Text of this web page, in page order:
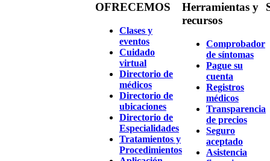
OFRECEMOS
Clases y
eventos
Cuidado
virtual
Directorio de
médicos
Directorio de
ubicaciones
Directorio de
Especialidades
Tratamientos y
Procedimientos
Herramientas y
recursos
Comprobador
de síntomas
Pague su
cuenta
Registros
médicos
Transparencia
de precios
Seguro
aceptado
Asistencia